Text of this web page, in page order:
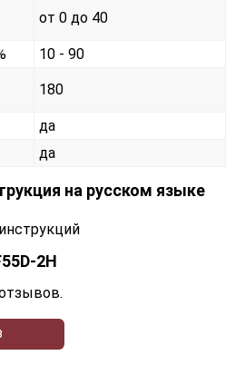
от 0 до 40
10 - 90
180
да
да
на русском языке
2H